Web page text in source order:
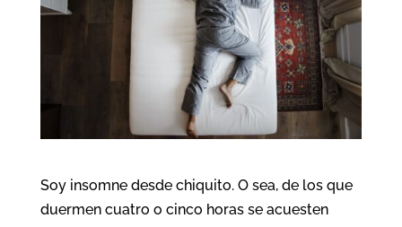
Soy insomne desde chiquito. O sea, de los que
duermen cuatro o cinco horas se acuesten